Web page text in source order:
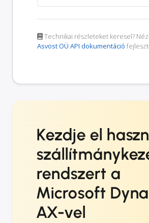
Technikai részleteket keresel?
Asvost OÜ API dokumentáció
Kezdje el
rendszert a
Microsoft
AX-vel